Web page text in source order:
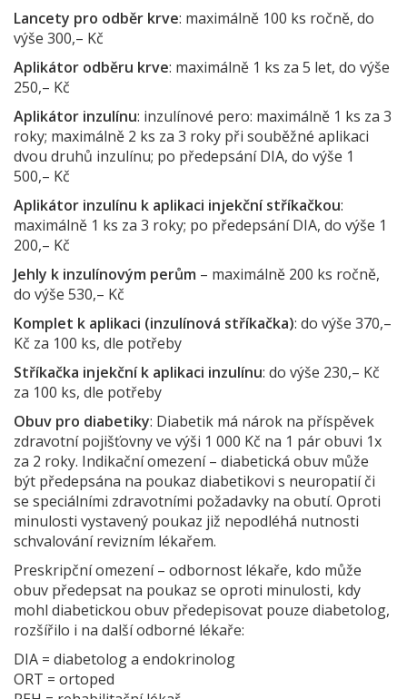
Lancety pro odběr krve: maximálně 100 ks ročně, do
výše 300,– Kč
Aplikátor odběru krve: maximálně 1 ks za 5 let, do výše
250,– Kč
Aplikátor inzulínu: inzulínové pero: maximálně 1 ks za 3
roky; maximálně 2 ks za 3 roky při souběžné aplikaci
dvou druhů inzulínu; po předepsání DIA, do výše 1
500,– Kč
Aplikátor inzulínu k aplikaci injekční stříkačkou:
maximálně 1 ks za 3 roky; po předepsání DIA, do výše 1
200,– Kč
Jehly k inzulínovým perům – maximálně 200 ks ročně,
do výše 530,– Kč
Komplet k aplikaci (inzulínová stříkačka): do výše 370,–
Kč za 100 ks, dle potřeby
Stříkačka injekční k aplikaci inzulínu: do výše 230,– Kč
za 100 ks, dle potřeby
Obuv pro diabetiky: Diabetik má nárok na příspěvek
zdravotní pojišťovny ve výši 1 000 Kč na 1 pár obuvi 1x
za 2 roky. Indikační omezení – diabetická obuv může
být předepsána na poukaz diabetikovi s neuropatií či
se speciálními zdravotními požadavky na obutí. Oproti
minulosti vystavený poukaz již nepodléhá nutnosti
schvalování revizním lékařem.
Preskripční omezení – odbornost lékaře, kdo může
obuv předepsat na poukaz se oproti minulosti, kdy
mohl diabetickou obuv předepisovat pouze diabetolog,
rozšířilo i na další odborné lékaře:
DIA = diabetolog a endokrinolog
ORT = ortoped